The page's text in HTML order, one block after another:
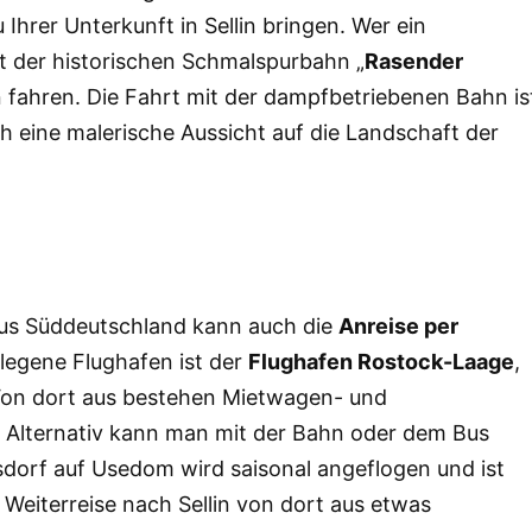
Unterkunft in Sellin bringen. Wer ein
historischen Schmalspurbahn „Rasender
fahren. Die Fahrt mit der dampfbetriebenen Bahn
eine malerische Aussicht auf die Landschaft der
Süddeutschland kann auch die Anreise per
Flughafen ist der Flughafen Rostock-Laage,
dort aus bestehen Mietwagen- und
kann man mit der Bahn oder dem Bus
auf Usedom wird saisonal angeflogen und ist
nach Sellin von dort aus etwas